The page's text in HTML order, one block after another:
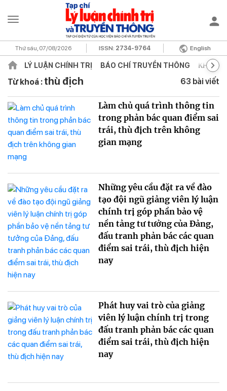
Thứ sáu, 07/08/2026 ISSN: 2734-9764 English
LÝ LUẬN CHÍNH TRỊ BÁO CHÍ TRUYỀN THÔNG KHOA
Từ khoá : thù địch 63 bài viết
Làm chủ quá trình thông tin
trong phản bác quan điểm sai
trái, thù địch trên không
gian mạng
Những yêu cầu đặt ra về đào
tạo đội ngũ giảng viên lý luận
chính trị góp phần bảo vệ
nền tảng tư tưởng của Đảng,
đấu tranh phản bác các quan
điểm sai trái, thù địch hiện
nay
Phát huy vai trò của giảng
viên lý luận chính trị trong
đấu tranh phản bác các quan
điểm sai trái, thù địch hiện
nay